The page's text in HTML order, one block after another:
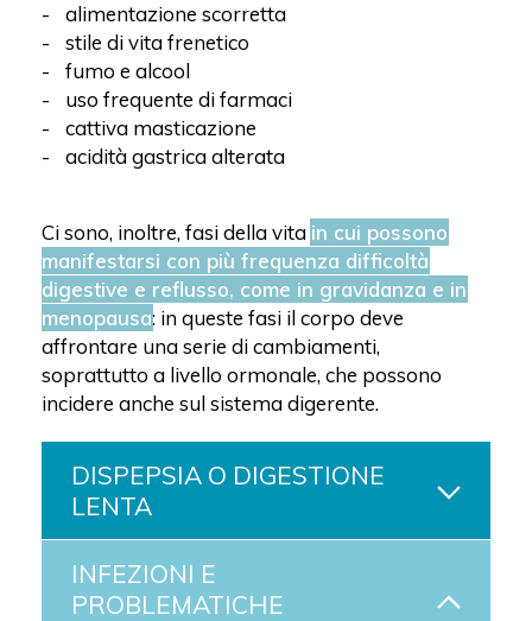
alimentazione scorretta
stile di vita frenetico
fumo e alcool
uso frequente di farmaci
cattiva masticazione
acidità gastrica alterata
Ci sono, inoltre, fasi della vita in cui possono
manifestarsi con più frequenza difficoltà
digestive e reflusso, come in gravidanza e in
menopausa: in queste fasi il corpo deve
affrontare una serie di cambiamenti,
soprattutto a livello ormonale, che possono
incidere anche sul sistema digerente.
DISPEPSIA O DIGESTIONE
LENTA
INFEZIONI E
PROBLEMATICHE